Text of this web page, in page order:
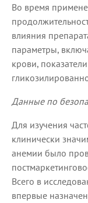
Во время
влияния
параметры,
крови,
Данные по
Для изучения
клинически
анемии было
Всего в
впервые